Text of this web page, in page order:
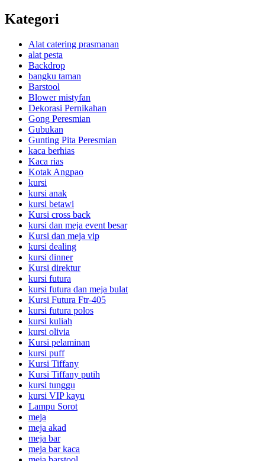
Kategori
Alat catering prasmanan
alat pesta
Backdrop
bangku taman
Barstool
Blower mistyfan
Dekorasi Pernikahan
Gong Peresmian
Gubukan
Gunting Pita Peresmian
kaca berhias
Kaca rias
Kotak Angpao
kursi
kursi anak
kursi betawi
Kursi cross back
kursi dan meja event besar
Kursi dan meja vip
kursi dealing
kursi dinner
Kursi direktur
kursi futura
kursi futura dan meja bulat
Kursi Futura Ftr-405
kursi futura polos
kursi kuliah
kursi olivia
Kursi pelaminan
kursi puff
Kursi Tiffany
Kursi Tiffany putih
kursi tunggu
kursi VIP kayu
Lampu Sorot
meja
meja akad
meja bar
meja bar kaca